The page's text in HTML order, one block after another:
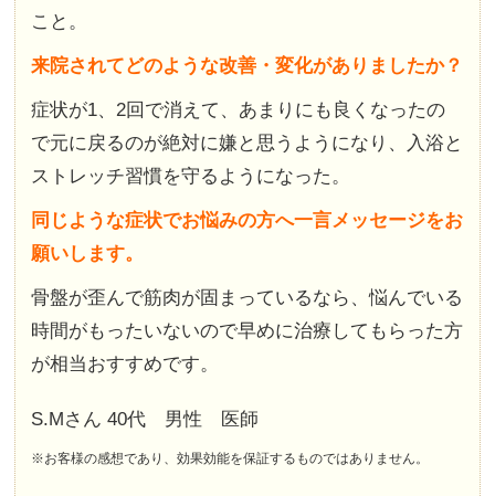
こと。
来院されてどのような改善・変化がありましたか？
症状が1、2回で消えて、あまりにも良くなったの
で元に戻るのが絶対に嫌と思うようになり、入浴と
ストレッチ習慣を守るようになった。
同じような症状でお悩みの方へ一言メッセージをお
願いします。
骨盤が歪んで筋肉が固まっているなら、悩んでいる
時間がもったいないので早めに治療してもらった方
が相当おすすめです。
S.Mさん 40代 男性 医師
※お客様の感想であり、効果効能を保証するものではありません。